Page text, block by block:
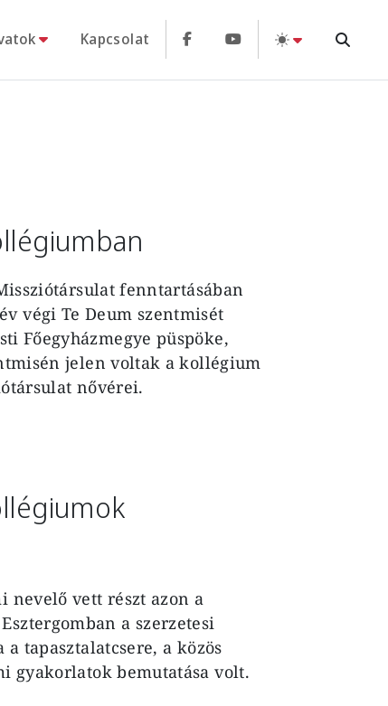
Kapcsolat
fenntartásában
végi Te Deum szentmisét
Főegyházmegye püspöke,
jelen voltak a kollégium
nővérei.
nevelő vett részt azon a
a szerzetesi
tapasztalatcsere, a közös
gyakorlatok bemutatása volt.